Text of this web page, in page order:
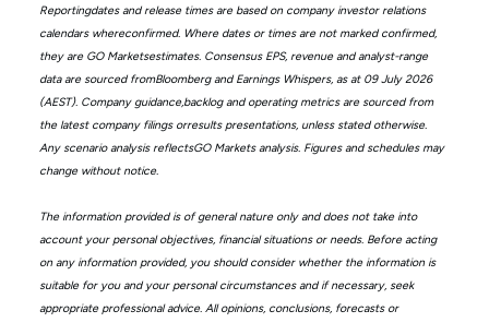
Reportingdates and release times are based on company investor relations
calendars whereconfirmed. Where dates or times are not marked confirmed,
they are GO Marketsestimates. Consensus EPS, revenue and analyst-range
data are sourced fromBloomberg and Earnings Whispers, as at 09 July 2026
(AEST). Company guidance,backlog and operating metrics are sourced from
the latest company filings orresults presentations, unless stated otherwise.
Any scenario analysis reflectsGO Markets analysis. Figures and schedules may
change without notice.
The information provided is of general nature only and does not take into
account your personal objectives, financial situations or needs. Before acting
on any information provided, you should consider whether the information is
suitable for you and your personal circumstances and if necessary, seek
appropriate professional advice. All opinions, conclusions, forecasts or